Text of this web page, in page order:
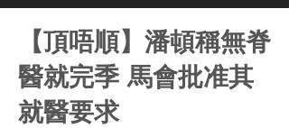
【頂唔順】潘頓稱無脊
醫就完季 馬會批准其
就醫要求